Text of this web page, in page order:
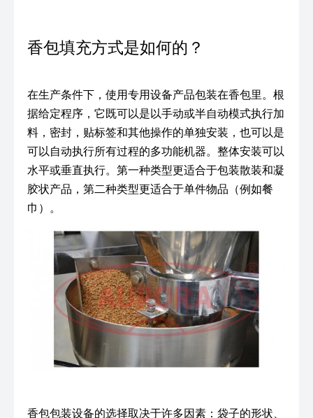
香包填充方式是如何的？
在生产条件下，使用专用设备产品包装在香包里。根
据给定程序，它既可以是以手动或半自动模式执行加
料，密封，贴标签和其他操作的单独安装，也可以是
可以自动执行所有过程的多功能机器。整体安装可以
水平或垂直执行。第一种类型更适合于包装散装和凝
胶状产品，第二种类型更适合于单件物品（例如餐
巾）。
香包包装设备的选择取决于许多因素：袋子的形状、